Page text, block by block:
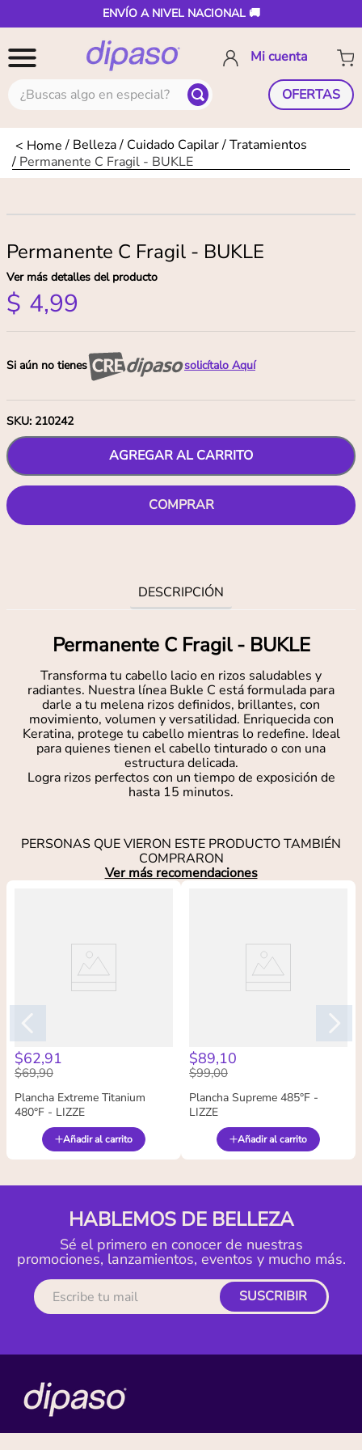
ENVÍO A NIVEL NACIONAL 🚚
¿Buscas algo en especial? OFERTAS
Belleza Cuidado Capilar Tratamientos
Permanente C Fragil - BUKLE
Permanente C Fragil - BUKLE
Ver más detalles del producto
$ 4,99
Si aún no tienes solicítalo Aquí
SKU: 210242
AGREGAR AL CARRITO
COMPRAR
DESCRIPCIÓN
Permanente C Fragil - BUKLE
Transforma tu cabello lacio en rizos saludables y
radiantes. Nuestra línea Bukle C está formulada para
darle a tu melena rizos definidos, brillantes, con
movimiento, volumen y versatilidad. Enriquecida con
Keratina, protege tu cabello mientras lo redefine. Ideal
para quienes tienen el cabello tinturado o con una
estructura delicada.
Logra rizos perfectos con un tiempo de exposición de
hasta 15 minutos.
PERSONAS QUE VIERON ESTE PRODUCTO TAMBIÉN
COMPRARON
Ver más recomendaciones
$62,91
$69,90
Plancha Extreme Titanium
480°F - LIZZE
Añadir al carrito
$89,10
$99,00
Plancha Supreme 485°F -
LIZZE
Añadir al carrito
HABLEMOS DE BELLEZA
Sé el primero en conocer de nuestras
promociones, lanzamientos, eventos y mucho más.
SUSCRIBIR